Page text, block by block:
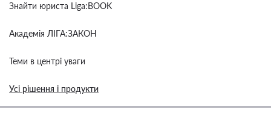
Знайти юриста Liga:BOOK
Академія ЛІГА:ЗАКОН
Теми в центрі уваги
Усі рішення і продукти